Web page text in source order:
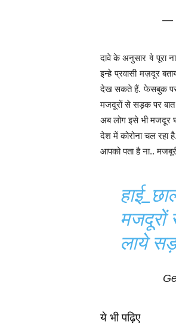
—
दावे के अनुसार ये पूरा
इन्हे प्रवासी मज़दूर
देख सकते हैं. फेसबुक पर
मजदूरों से सड़क पर बात
अब लोग इसे भी मजदूर
देश में कोरोना चल रहा
आपको पता है ना..
मजदूरों
लाये
ये भी पढ़िए